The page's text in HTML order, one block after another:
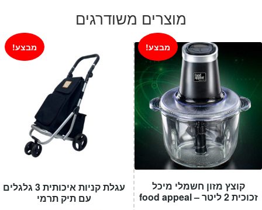
עד
מוצרים משודרגים
עגלת קניות איכותית 3 גלגלים
עם תיק תרמי
מבצע!
קוצץ מזון חשמלי מיכל
זכוכית 2 ליטר – food appeal
מבצע!